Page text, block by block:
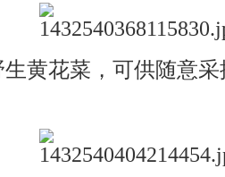
花菜，可供随意采